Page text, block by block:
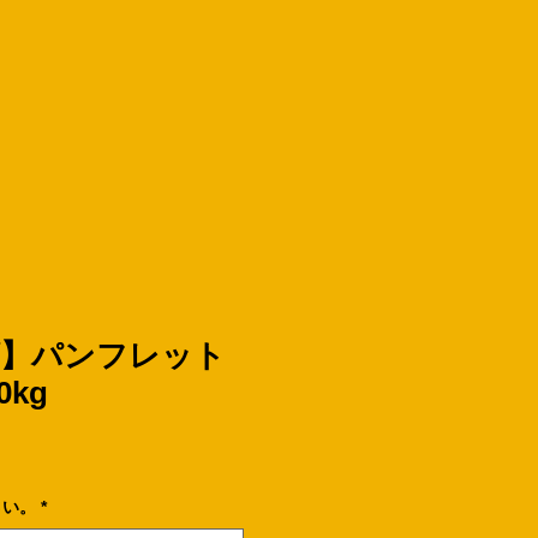
パンフレット
。 *